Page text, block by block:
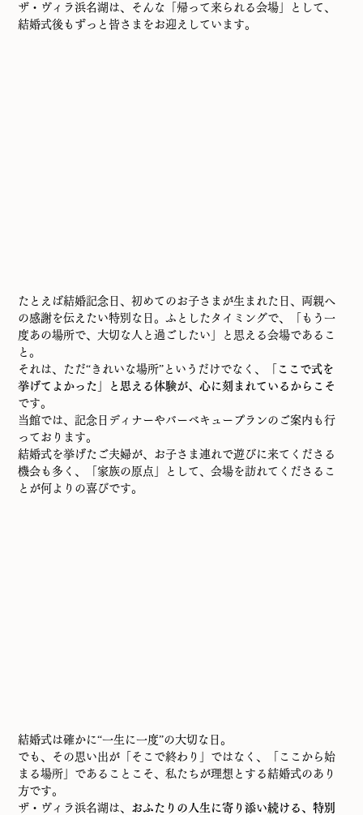
ザ・ヴィラ浜名湖は、そんな「帰って来られる会場」として、
結婚式後もずっと皆さまをお迎えしています。
たとえば結婚記念日、初めてのお子さまが生まれた日、両親へ
の感謝を伝えたい特別な日。ふとしたタイミングで、「もう一
度あの場所で、大切な人と過ごしたい」と思える会場であるこ
と。
それは、ただ“きれいな場所”というだけでなく、
「ここで式を
挙げてよかった」と思える体験が、心に刻まれているからこそ
です。
当館では、記念日ディナーやバーベキュープランのご案内も行
っております。
結婚式を挙げたご夫婦が、お子さま連れで遊びに来てくださる
機会も多く、「家族の原点」として、会場を訪れてくださるこ
とが何よりの喜びです。
結婚式は確かに“一生に一度”の大切な日。
でも、その思い出が「そこで終わり」ではなく、「ここから始
まる場所」であることこそ、私たちが理想とする結婚式のあり
方です。
ザ・ヴィラ浜名湖は、
おふたりの人生に寄り添い続ける、特別